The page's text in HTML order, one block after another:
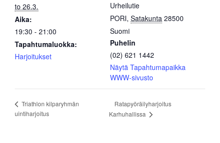
to 26.3.
Aika:
19:30 - 21:00
Tapahtumaluokka:
Harjoitukset
Urheilutie
PORI, Satakunta 28500
Suomi
Puhelin
(02) 621 1442
Näytä Tapahtumapaikka
WWW-sivusto
Triathlon kilparyhmän
uintiharjoitus
Ratapyöräilyharjoitus
Karhuhallissa